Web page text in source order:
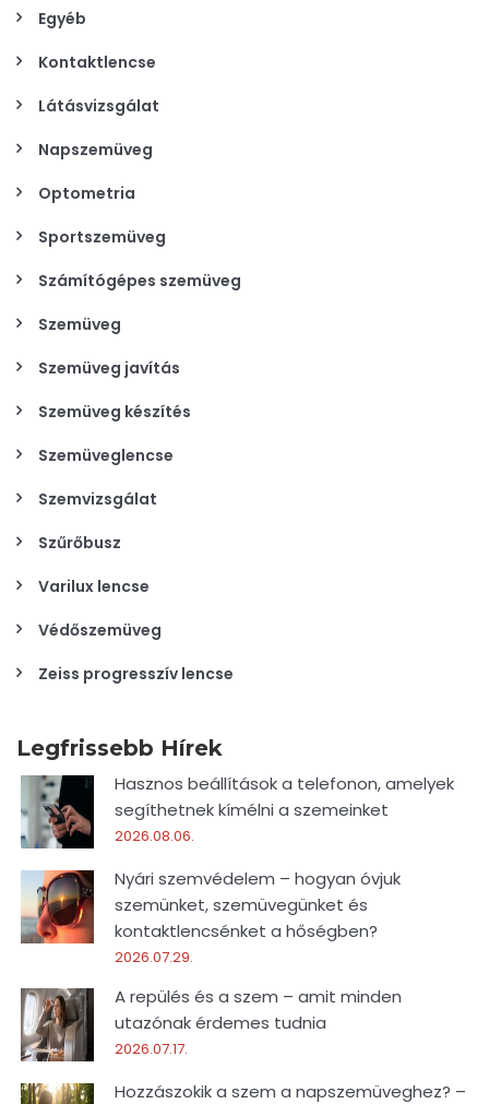
Egyéb
Kontaktlencse
Látásvizsgálat
Napszemüveg
Optometria
Sportszemüveg
Számítógépes szemüveg
Szemüveg
Szemüveg javítás
Szemüveg készítés
Szemüveglencse
Szemvizsgálat
Szűrőbusz
Varilux lencse
Védőszemüveg
Zeiss progresszív lencse
Legfrissebb Hírek
Hasznos beállítások a telefonon, amelyek
segíthetnek kímélni a szemeinket
2026.08.06.
Nyári szemvédelem – hogyan óvjuk
szemünket, szemüvegünket és
kontaktlencsénket a hőségben?
2026.07.29.
A repülés és a szem – amit minden
utazónak érdemes tudnia
2026.07.17.
Hozzászokik a szem a napszemüveghez? –